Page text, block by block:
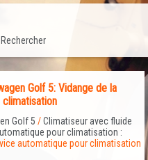
Rechercher
Golf 5: Vidange de la
Golf 5 /Climatiseur avec fluide
pour climatisation :
automatique pour climatisation